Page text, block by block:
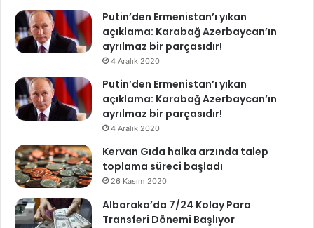
Putin’den Ermenistan’ı yıkan
açıklama: Karabağ Azerbaycan’ın
ayrılmaz bir parçasıdır!
4 Aralık 2020
Putin’den Ermenistan’ı yıkan
açıklama: Karabağ Azerbaycan’ın
ayrılmaz bir parçasıdır!
4 Aralık 2020
Kervan Gıda halka arzında talep
toplama süreci başladı
26 Kasım 2020
Albaraka’da 7/24 Kolay Para
Transferi Dönemi Başlıyor